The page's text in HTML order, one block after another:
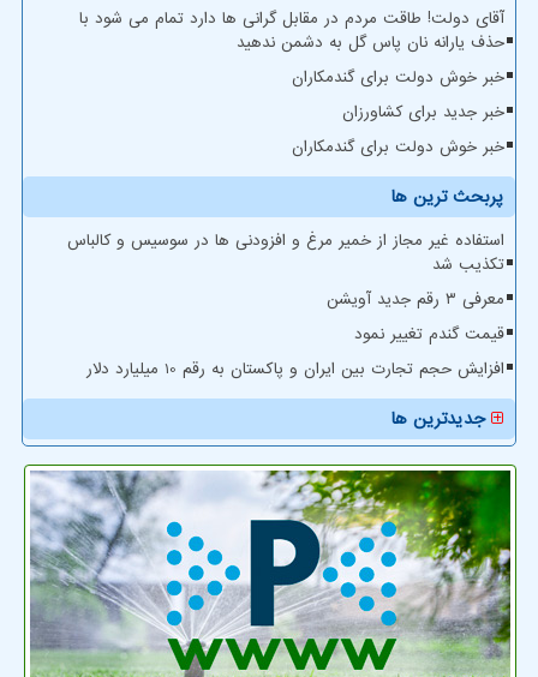
آقای دولت! طاقت مردم در مقابل گرانی ها دارد تمام می شود با
حذف یارانه نان پاس گل به دشمن ندهید
خبر خوش دولت برای گندمکاران
خبر جدید برای کشاورزان
خبر خوش دولت برای گندمکاران
پربحث ترین ها
استفاده غیر مجاز از خمیر مرغ و افزودنی ها در سوسیس و کالباس
تکذیب شد
معرفی ۳ رقم جدید آویشن
قیمت گندم تغییر نمود
افزایش حجم تجارت بین ایران و پاکستان به رقم 10 میلیارد دلار
جدیدترین ها